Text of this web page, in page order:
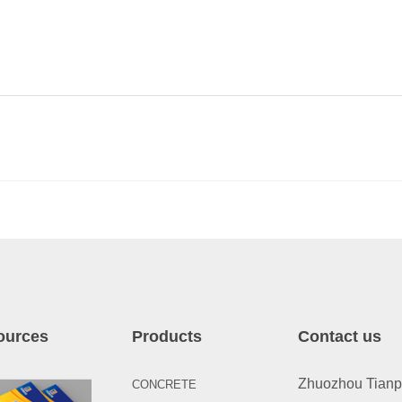
Products
CONCRETE
Contact us
Zhuozhou